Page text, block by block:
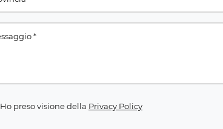
Ho preso visione della Privacy Policy